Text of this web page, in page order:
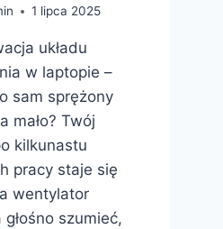
1 lipca 2025
układu
w laptopie –
sam sprężony
mało? Twój
kilkunastu
pracy staje się
wentylator
głośno szumieć,